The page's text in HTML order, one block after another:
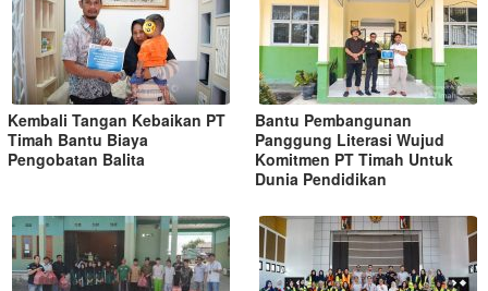
Kembali Tangan Kebaikan PT
Timah Bantu Biaya
Pengobatan Balita
Bantu Pembangunan
Panggung Literasi Wujud
Komitmen PT Timah Untuk
Dunia Pendidikan